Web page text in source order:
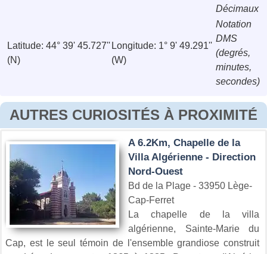
Décimaux
Latitude: 44° 39' 45.727''
(N)
Longitude: 1° 9' 49.291''
(W)
Notation
DMS
(degrés,
minutes,
secondes)
AUTRES CURIOSITÉS À PROXIMITÉ
A 6.2Km, Chapelle de la
Villa Algérienne - Direction
Nord-Ouest
Bd de la Plage - 33950 Lège-
Cap-Ferret
La chapelle de la villa
algérienne, Sainte-Marie du
Cap, est le seul témoin de l'ensemble grandiose construit